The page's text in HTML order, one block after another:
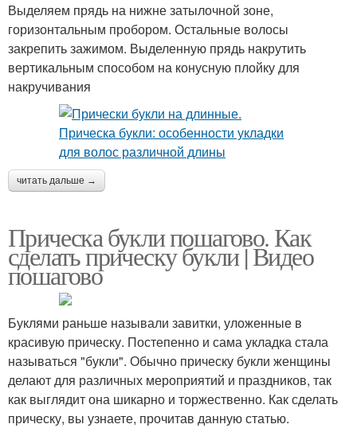
Выделяем прядь на нижне затылочной зоне,
горизонтальным пробором. Остальные волосы
закрепить зажимом. Выделенную прядь накрутить
вертикальным способом на конусную плойку для
накручивания
читать дальше →
Прическа букли пошагово. Как
сделать прическу букли | Видео
пошагово
Буклями раньше называли завитки, уложенные в
красивую прическу. Постепенно и сама укладка стала
называться "букли". Обычно прическу букли женщины
делают для различных мероприятий и праздников, так
как выглядит она шикарно и торжественно. Как сделать
прическу, вы узнаете, прочитав данную статью.